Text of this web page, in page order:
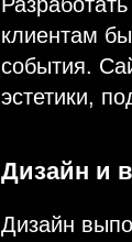
клиентам
события.
эстетики,
Дизайн и
Дизайн